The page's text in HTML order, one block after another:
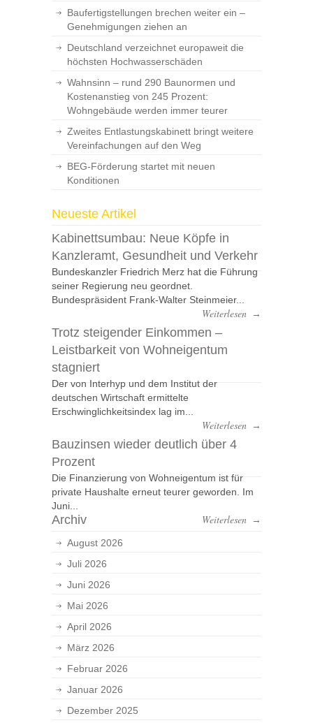
Baufertigstellungen brechen weiter ein –
Genehmigungen ziehen an
Deutschland verzeichnet europaweit die
höchsten Hochwasserschäden
Wahnsinn – rund 290 Baunormen und
Kostenanstieg von 245 Prozent:
Wohngebäude werden immer teurer
Zweites Entlastungskabinett bringt weitere
Vereinfachungen auf den Weg
BEG-Förderung startet mit neuen
Konditionen
Neueste Artikel
Kabinettsumbau: Neue Köpfe in
Kanzleramt, Gesundheit und Verkehr
Bundeskanzler Friedrich Merz hat die Führung
seiner Regierung neu geordnet.
Bundespräsident Frank-Walter Steinmeier...
Weiterlesen →
Trotz steigender Einkommen –
Leistbarkeit von Wohneigentum
stagniert
Der von Interhyp und dem Institut der
deutschen Wirtschaft ermittelte
Erschwinglichkeitsindex lag im...
Weiterlesen →
Bauzinsen wieder deutlich über 4
Prozent
Die Finanzierung von Wohneigentum ist für
private Haushalte erneut teurer geworden. Im
Juni...
Weiterlesen →
Archiv
August 2026
Juli 2026
Juni 2026
Mai 2026
April 2026
März 2026
Februar 2026
Januar 2026
Dezember 2025